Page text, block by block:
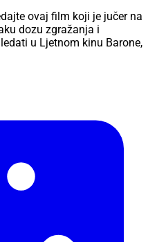
ovaj film koji je jučer na
dozu zgražanja i
u Ljetnom kinu Barone,